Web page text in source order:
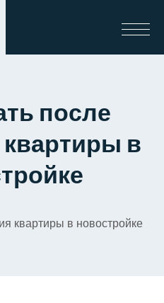
после
в
квартиры в новостройке